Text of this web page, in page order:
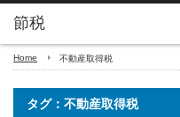
Home 不動産取得税
タグ：不動産取得税